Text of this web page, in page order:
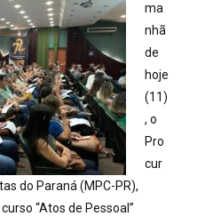
ma
nhã
de
hoje
(11)
, o
Pro
cur
do Paraná (MPC-PR),
“Atos de Pessoal”